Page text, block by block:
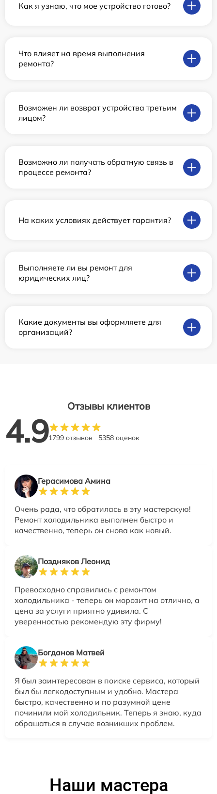
Как я узнаю, что мое устройство готово?
Что влияет на время выполнения
ремонта?
Возможен ли возврат устройства третьим
лицом?
Возможно ли получать обратную связь в
процессе ремонта?
На каких условиях действует гарантия?
Выполняете ли вы ремонт для
юридических лиц?
Какие документы вы оформляете для
организаций?
Отзывы клиентов
4.91799 отзывов 5358 оценок
Герасимова Амина
Очень рада, что обратилась в эту мастерскую!
Ремонт холодильника выполнен быстро и
качественно, теперь он снова как новый.
Поздняков Леонид
Превосходно справились с ремонтом
холодильника - теперь он морозит на отлично, а
цена за услуги приятно удивила. С
уверенностью рекомендую эту фирму!
Богданов Матвей
Я был заинтересован в поиске сервиса, который
был бы легкодоступным и удобно. Мастера
быстро, качественно и по разумной цене
починили мой холодильник. Теперь я знаю, куда
обращаться в случае возникших проблем.
Наши мастера